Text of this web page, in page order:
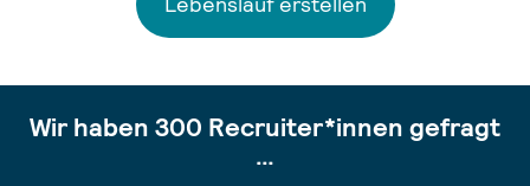
Wir haben 300 Recruiter*innen gefragt
…